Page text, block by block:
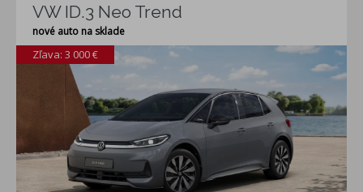
VW ID.3 Neo Trend
nové auto na sklade
Zľava: 3 000 €